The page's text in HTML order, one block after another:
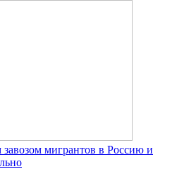
завозом мигрантов в Россию и